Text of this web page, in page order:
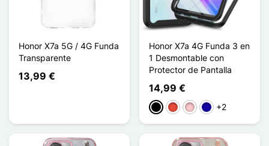
Honor X7a 5G / 4G Funda
Transparente
13,99 €
Honor X7a 4G Funda 3 en
1 Desmontable con
Protector de Pantalla
14,99 €
NegroRojoRosaAzul oscuro
+2